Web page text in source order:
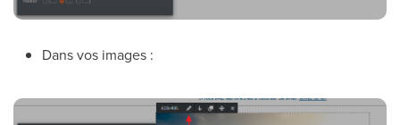
Dans vos images :